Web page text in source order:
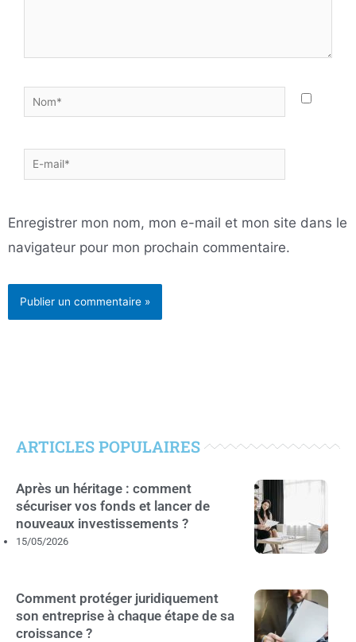
Nom*
E-
mail*
Enregistrer mon nom, mon e-mail et mon site dans le
navigateur pour mon prochain commentaire.
ARTICLES POPULAIRES
Après un héritage : comment
sécuriser vos fonds et lancer de
nouveaux investissements ?
15/05/2026
Comment protéger juridiquement
son entreprise à chaque étape de sa
croissance ?